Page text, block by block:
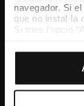
navegador. Si
que no instal·la
Si tries l’opció
El selector que
cookies
Un cop hagis
clic sobre
App Store